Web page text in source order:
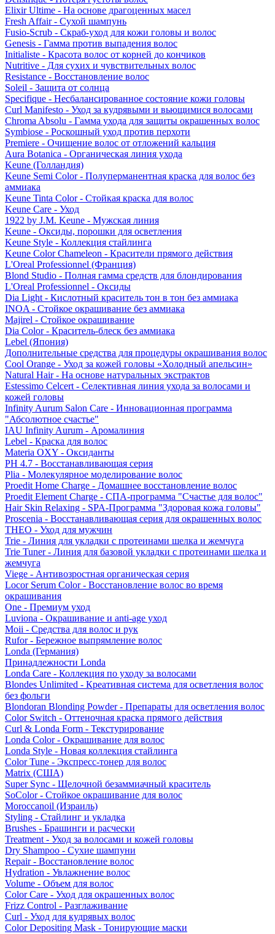
Elixir Ultime - На основе драгоценных масел
Fresh Affair - Сухой шампунь
Fusio-Scrub - Скраб-уход для кожи головы и волос
Genesis - Гамма против выпадения волос
Initialiste - Красота волос от корней до кончиков
Nutritive - Для сухих и чувствительных волос
Resistance - Восстановление волос
Soleil - Защита от солнца
Specifique - Несбалансированное состояние кожи головы
Curl Manifesto - Уход за кудрявыми и вьющимися волосами
Chroma Absolu - Гамма ухода для защиты окрашенных волос
Symbiose - Роскошный уход против перхоти
Premiere - Очищение волос от отложений кальция
Aura Botanica - Органическая линия ухода
Keune (Голландия)
Keune Semi Color - Полуперманентная краска для волос без
аммиака
Keune Tinta Color - Стойкая краска для волос
Keune Care - Уход
1922 by J.M. Keune - Мужская линия
Keune - Оксиды, порошки для осветления
Keune Style - Коллекция стайлинга
Keune Color Chameleon - Красители прямого действия
L'Oreal Professionnel (Франция)
Blond Studio - Полная гамма средств для блондирования
L'Oreal Professionnel - Оксиды
Dia Light - Кислотный краситель тон в тон без аммиака
INOA - Стойкое окрашивание без аммиака
Majirel - Стойкое окрашивание
Dia Color - Краситель-блеск без аммиака
Lebel (Япония)
Дополнительные средства для процедуры окрашивания волос
Cool Orange - Уход за кожей головы «Холодный апельсин»
Natural Hair - На основе натуральных экстрактов
Estessimo Celcert - Селективная линия ухода за волосами и
кожей головы
Infinity Aurum Salon Care - Инновационная программа
"Абсолютное счастье"
IAU Infinity Aurum - Аромалиния
Lebel - Краска для волос
Materia OXY - Оксиданты
PH 4.7 - Восстанавливающая серия
Plia - Молекулярное моделирование волос
Proedit Home Charge - Домашнее восстановление волос
Proedit Element Charge - СПА-программа "Счастье для волос"
Hair Skin Relaxing - SPA-Программа "Здоровая кожа головы"
Proscenia - Восстанавливающая серия для окрашенных волос
THEO - Уход для мужчин
Trie - Линия для укладки с протеинами шелка и жемчуга
Trie Tuner - Линия для базовой укладки с протеинами шелка и
жемчуга
Viege - Антивозростная органическая серия
Locor Serum Color - Восстановление волос во время
окрашивания
One - Премиум уход
Luviona - Окрашивание и anti-age уход
Moii - Средства для волос и рук
Rufor - Бережное выпрямление волос
Londa (Германия)
Принадлежности Londa
Londa Care - Коллекция по уходу за волосами
Blondes Unlimited - Креативная система для осветления волос
без фольги
Blondoran Blonding Powder - Препараты для осветления волос
Color Switch - Оттеночная краска прямого действия
Curl & Londa Form - Текстурирование
Londa Color - Окрашивание для волос
Londa Style - Новая коллекция стайлинга
Color Tune - Экспресс-тонер для волос
Matrix (США)
Super Sync - Щелочной безаммиачный краситель
SoColor - Стойкое окрашивание для волос
Moroccanoil (Израиль)
Styling - Стайлинг и укладка
Brushes - Брашинги и расчески
Treatment - Уход за волосами и кожей головы
Dry Shampoo - Сухие шампуни
Repair - Восстановление волос
Hydration - Увлажнение волос
Volume - Объем для волос
Color Care - Уход для окрашенных волос
Frizz Control - Разглаживание
Curl - Уход для кудрявых волос
Color Depositing Mask - Тонирующие маски